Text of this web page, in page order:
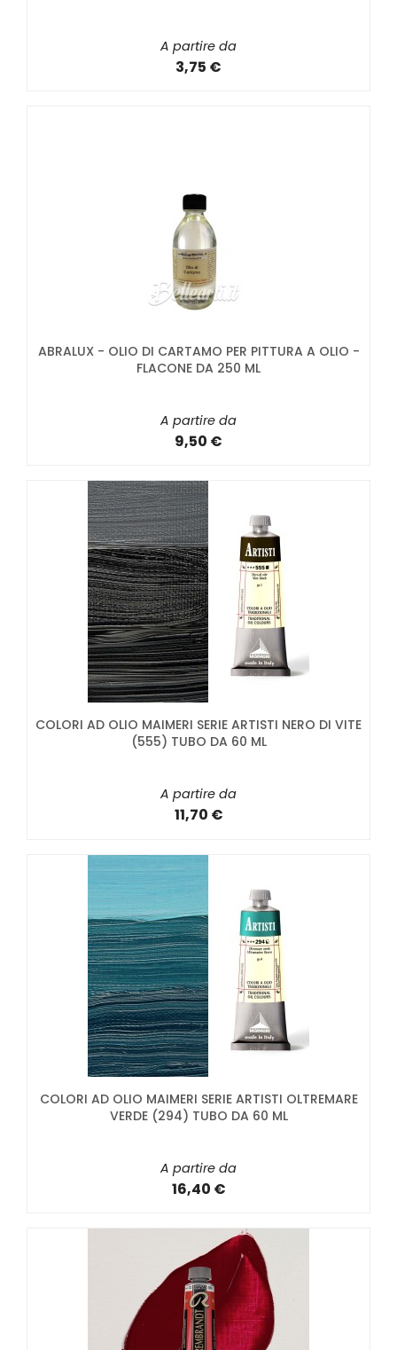
A partire da
3,75 €
ABRALUX - OLIO DI CARTAMO PER PITTURA A OLIO -
FLACONE DA 250 ML
A partire da
9,50 €
COLORI AD OLIO MAIMERI SERIE ARTISTI NERO DI VITE
(555) TUBO DA 60 ML
A partire da
11,70 €
COLORI AD OLIO MAIMERI SERIE ARTISTI OLTREMARE
VERDE (294) TUBO DA 60 ML
A partire da
16,40 €